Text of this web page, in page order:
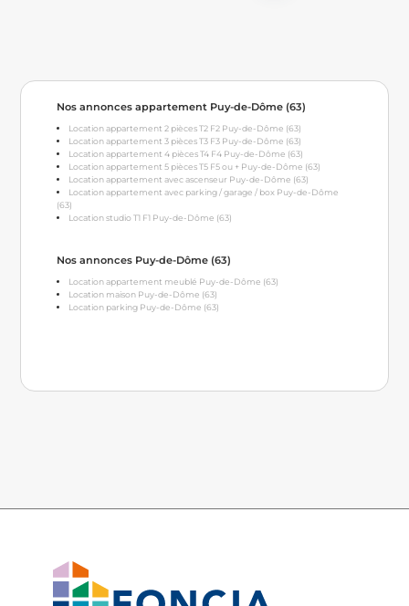
Nos annonces appartement Puy-de-Dôme (63)
Location appartement 2 pièces T2 F2 Puy-de-Dôme (63)
Location appartement 3 pièces T3 F3 Puy-de-Dôme (63)
Location appartement 4 pièces T4 F4 Puy-de-Dôme (63)
Location appartement 5 pièces T5 F5 ou + Puy-de-Dôme (63)
Location appartement avec ascenseur Puy-de-Dôme (63)
Location appartement avec parking / garage / box Puy-de-Dôme
(63)
Location studio T1 F1 Puy-de-Dôme (63)
Nos annonces Puy-de-Dôme (63)
Location appartement meublé Puy-de-Dôme (63)
Location maison Puy-de-Dôme (63)
Location parking Puy-de-Dôme (63)